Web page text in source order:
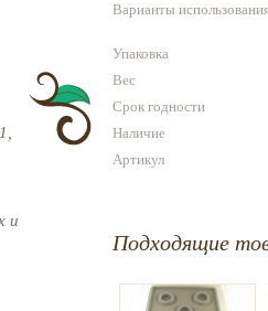
и
Варианты
Упаковка
Вес
Срок годности
Наличие
Артикул
Подходящие